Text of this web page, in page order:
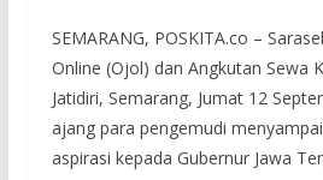
SEMARANG, POSKITA.co –
Online (Ojol) dan Angkutan Sewa
Jatidiri, Semarang, Jumat 12
ajang para pengemudi
aspirasi kepada Gubernur Jawa